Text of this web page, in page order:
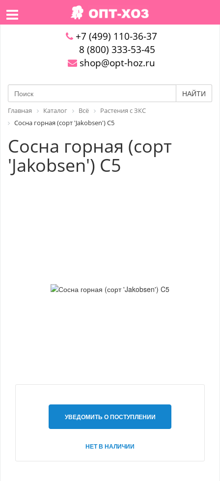
+7 (499) 110-36-37
8 (800) 333-53-45
shop@opt-hoz.ru
НАЙТИ
Главная Каталог Всё
Растения с ЗКС
Сосна горная (сорт 'Jakobsen') C5
Сосна горная (сорт
'Jakobsen') C5
УВЕДОМИТЬ О ПОСТУПЛЕНИИ
НЕТ В НАЛИЧИИ